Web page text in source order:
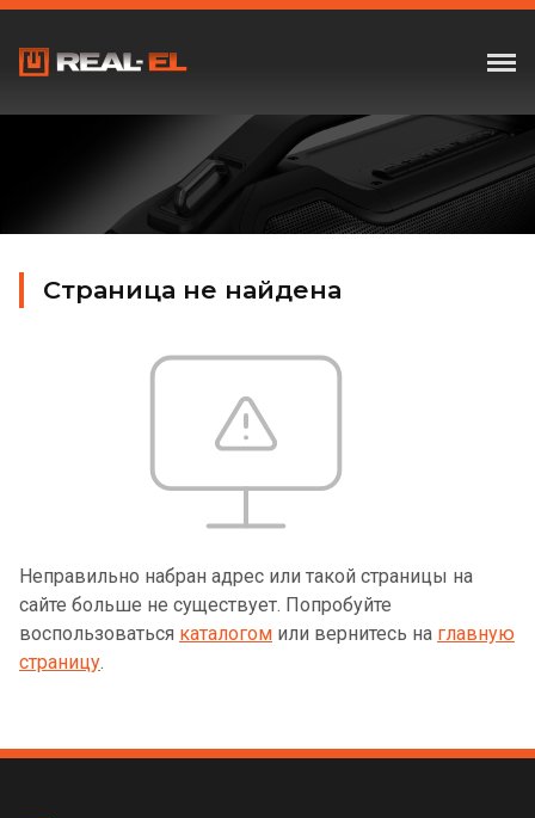
Страница не найдена
Неправильно набран адрес или такой страницы на
сайте больше не существует. Попробуйте
воспользоваться каталогом или вернитесь на главную
страницу.